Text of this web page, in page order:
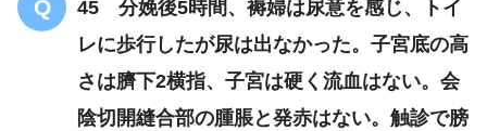
45 分娩後5時間、褥婦は尿意を感じ、トイ
レに歩行したが尿は出なかった。子宮底の高
さは臍下2横指、子宮は硬く流血はない。会
陰切開縫合部の腫脹と発赤はない。触診で膀